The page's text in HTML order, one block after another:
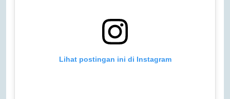
Lihat postingan ini di Instagram